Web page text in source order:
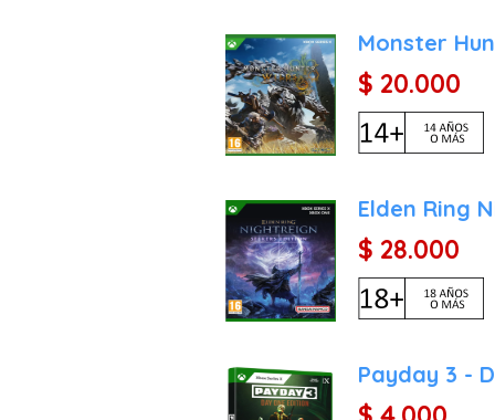
Monster
$ 20.000
Elden Ring
$ 28.000
Payday 3 -